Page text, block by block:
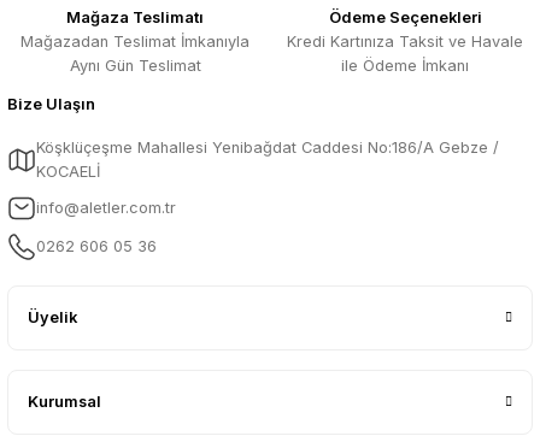
Mağaza Teslimatı
Mağazadan Teslimat İmkanıyla
Aynı Gün Teslimat
Ödeme Seçenekleri
Kredi Kartınıza Taksit ve Havale
ile Ödeme İmkanı
Bize Ulaşın
Köşklüçeşme Mahallesi Yenibağdat Caddesi No:186/A Gebze /
KOCAELİ
info@aletler.com.tr
0262 606 05 36
Üyelik
Kurumsal